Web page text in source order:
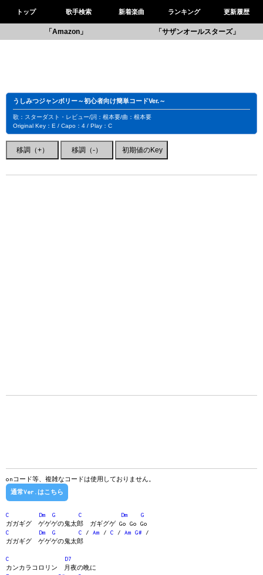
トップ 歌手検索 新着楽曲 ランキング 更新履歴
「Amazon」 「サザンオールスターズ」
うしみつジャンボリー～初心者向け簡単コードVer.～
歌：スターダスト・レビュー/詞：根本要/曲：根本要
Original Key：E / Capo：4 / Play：C
onコード等、複雑なコードは使用しておりません。
通常Ver.はこちら
C Dm G C Dm
G
ガガギグ ゲゲゲの鬼太郎 ガギグゲ Go Go Go
C
Dm G C / Am / C / Am G# /
ガガギグ ゲゲゲの鬼太郎
C
D7
カンカラコロリン 月夜の晩に